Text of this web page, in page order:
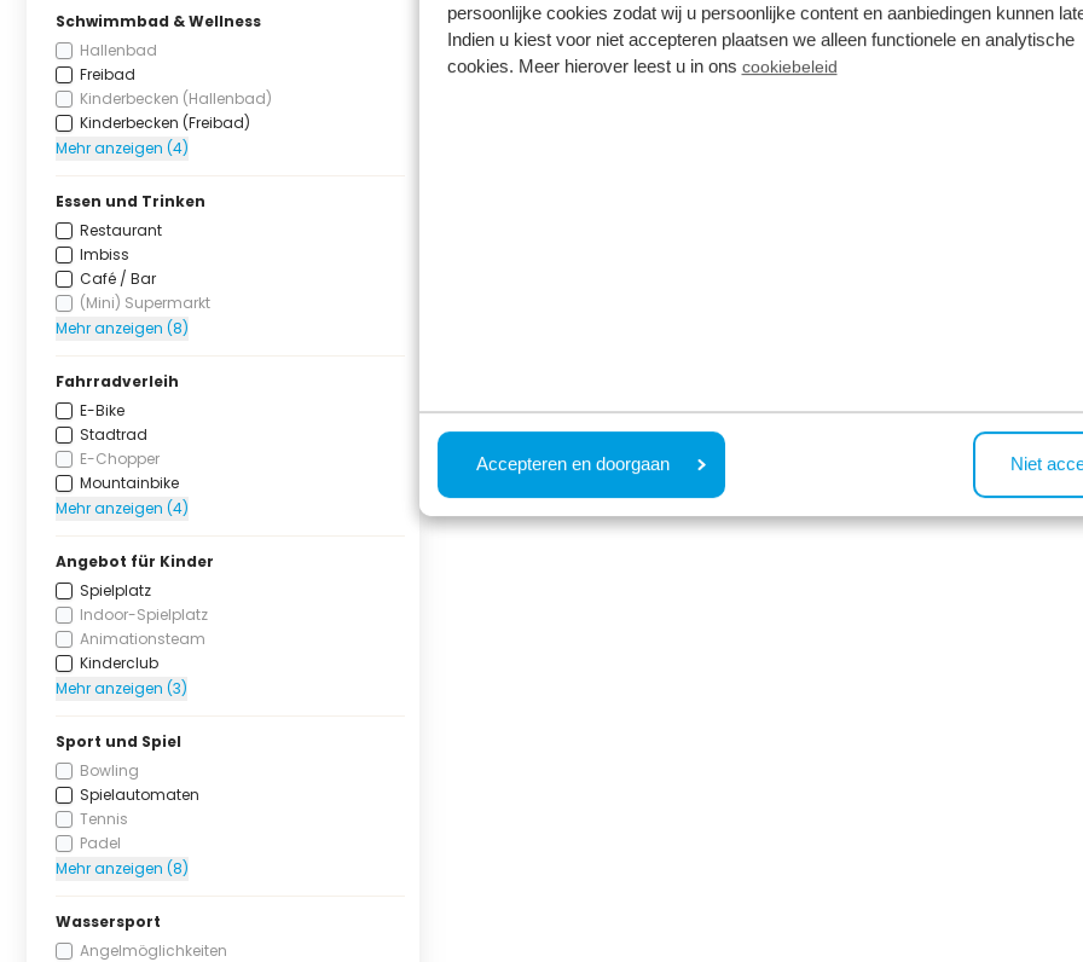
persoonlijke cookies zodat wij u persoonlijke content en aanbiedingen kunnen
Indien u kiest voor niet accepteren plaatsen we alleen functionele en analytische
cookies. Meer hierover leest u in ons cookiebeleid
Accepteren en doorgaan Niet
Schwimmbad & Wellness
Hallenbad
Freibad
Kinderbecken (Hallenbad)
Kinderbecken (Freibad)
Mehr anzeigen (4)
Essen und Trinken
Restaurant
Imbiss
Café / Bar
(Mini) Supermarkt
Mehr anzeigen (8)
Fahrradverleih
E-Bike
Stadtrad
E-Chopper
Mountainbike
Mehr anzeigen (4)
Angebot für Kinder
Spielplatz
Indoor-Spielplatz
Animationsteam
Kinderclub
Mehr anzeigen (3)
Sport und Spiel
Bowling
Spielautomaten
Tennis
Padel
Mehr anzeigen (8)
Wassersport
Angelmöglichkeiten